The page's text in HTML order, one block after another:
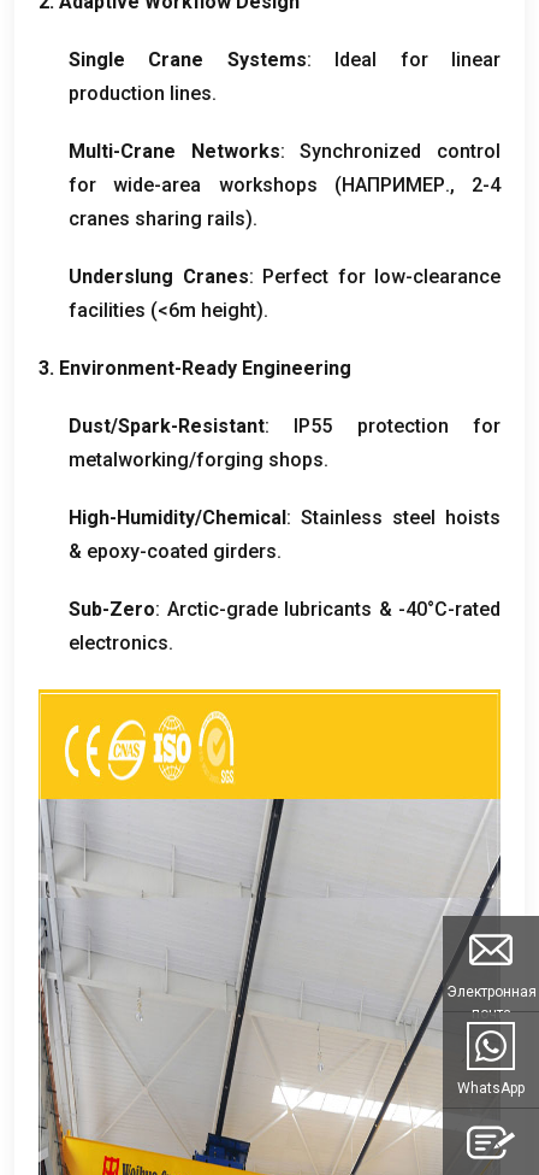
Single Crane Systems: Ideal for linear
production lines.
Multi-Crane Networks:Synchronized control
for wide-area workshops (НАПРИМЕР., 2-4
cranes sharing rails).
Underslung Cranes: Perfect for low-clearance
facilities (<6m height).
3. Environment-Ready Engineering
Dust/Spark-Resistant: IP55 protection for
metalworking/forging shops.
High-Humidity/Chemical: Stainless steel hoists
& epoxy-coated girders.
Sub-Zero: Arctic-grade lubricants & -40°C-rated
electronics.
Электронная
почта
WhatsApp